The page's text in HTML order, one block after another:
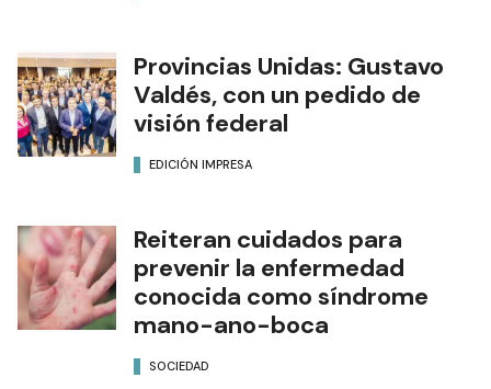
Provincias Unidas: Gustavo
Valdés, con un pedido de
visión federal
EDICIÓN IMPRESA
Reiteran cuidados para
prevenir la enfermedad
conocida como síndrome
mano-ano-boca
SOCIEDAD